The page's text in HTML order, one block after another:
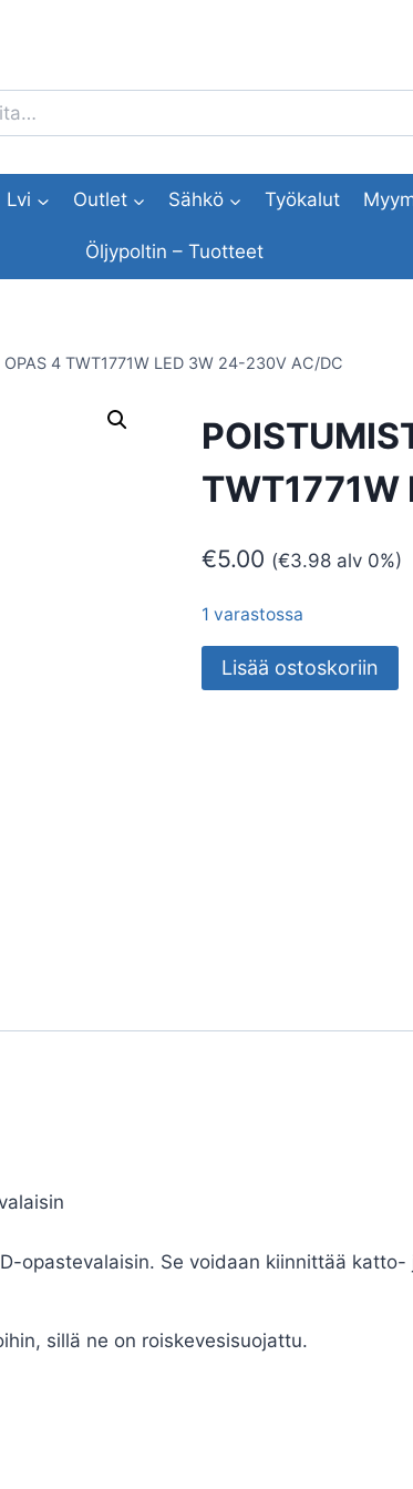
Lvi Outlet Sähkö Työkalut
Öljypoltin – Tuotteet
OPAS 4 TWT1771W LED 3W 24-230V AC/DC
€5.00 (€3.98alv 0%)
1 varastossa
POISTUMISTIEVALAISIN
OPAS
Lisää ostoskoriin
opastevalaisin. Se voidaan kiinnittää
sillä ne on roiskevesisuojattu.